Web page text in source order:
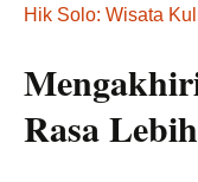
Hik Solo: Wisata
Rasa